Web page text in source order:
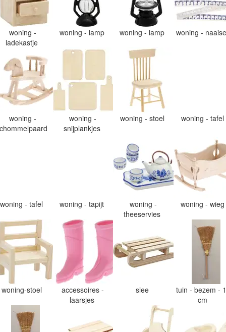
woning -
ladekastje
woning - lamp woning - lamp woning -
woning -
woning -
snijplankjes
woning - stoel woning - tafel
woning - tafel woning - tapijt
woning -
theeservies
woning - wieg
woning-stoel
accessoires -
laarsjes
slee
tuin - bezem -
cm